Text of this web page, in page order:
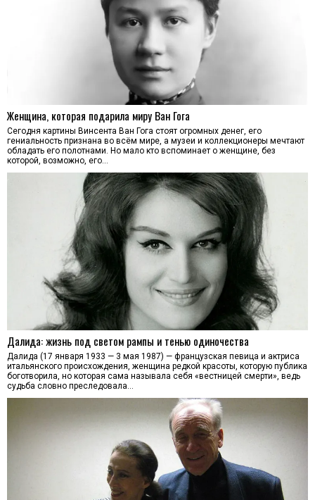
Женщина, которая подарила миру Ван Гога
Сегодня картины Винсента Ван Гога стоят огромных денег, его
гениальность признана во всём мире, а музеи и коллекционеры мечтают
обладать его полотнами. Но мало кто вспоминает о женщине, без
которой, возможно, его…
Далида: жизнь под светом рампы и тенью одиночества
Далида (17 января 1933 — 3 мая 1987) — французская певица и актриса
итальянского происхождения, женщина редкой красоты, которую публика
боготворила, но которая сама называла себя «вестницей смерти», ведь
судьба словно преследовала…